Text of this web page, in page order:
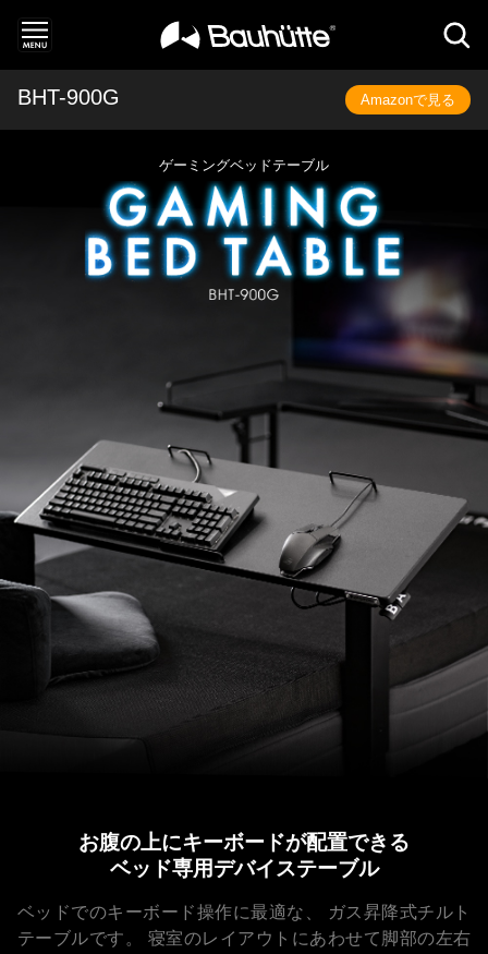
BHT-900G Amazonで見る
ゲーミングベッドテーブル
お腹の上にキーボードが配置できる
ベッド専用デバイステーブル
ベッドでのキーボード操作に最適な、
ガス昇降式チルト
テーブルです。
寝室のレイアウトにあわせて脚部の左右